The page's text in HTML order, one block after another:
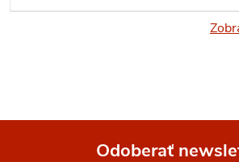
Odoberať